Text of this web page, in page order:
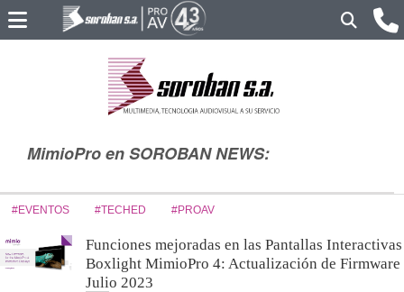
MimioPro en SOROBAN NEWS:
#EVENTOS #TECHED #PROAV
Funciones mejoradas en las Pantallas Interactivas
Boxlight MimioPro 4: Actualización de Firmware
Julio 2023